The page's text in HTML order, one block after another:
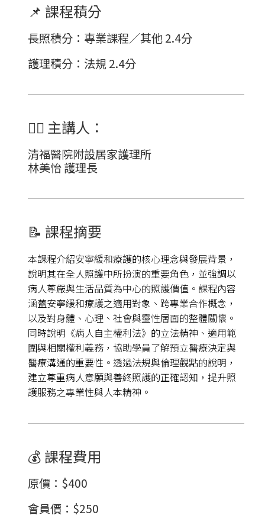
📌 課程積分
長照積分：專業課程／其他 2.4分
護理積分：法規 2.4分
👩‍⚕️ 主講人：
清福醫院附設居家護理所
林美怡 護理長
📝 課程摘要
本課程介紹安寧緩和療護的核心理念與發展背景，
說明其在全人照護中所扮演的重要角色，並強調以
病人尊嚴與生活品質為中心的照護價值。課程內容
涵蓋安寧緩和療護之適用對象、跨專業合作概念，
以及對身體、心理、社會與靈性層面的整體關懷。
同時說明《病人自主權利法》的立法精神、適用範
圍與相關權利義務，協助學員了解預立醫療決定與
醫療溝通的重要性。透過法規與倫理觀點的說明，
建立尊重病人意願與善終照護的正確認知，提升照
護服務之專業性與人本精神。
💰 課程費用
原價： $400
會員價： $250